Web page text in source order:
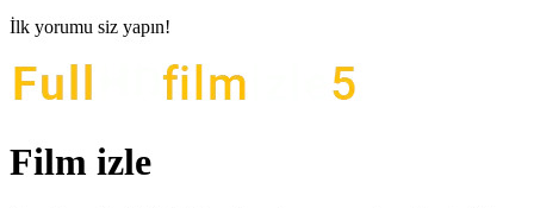
İlk yorumu siz yapın!
Film izle